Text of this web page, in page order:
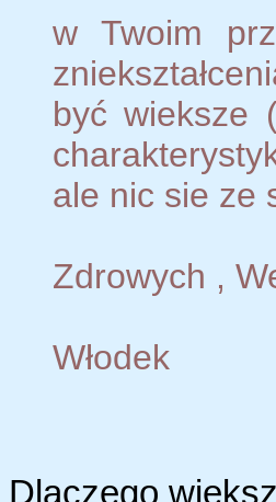
w Twoim
być wieksze
ale nic sie ze
Zdrowych ,
Włodek
Dlaczego